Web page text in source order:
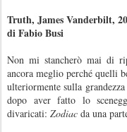
Truth, James Vanderbilt,
di Fabio Busi
Non mi stancherò mai di
ancora meglio perché quelli
ulteriormente sulla
dopo aver fatto lo
divaricati: Zodiac da una